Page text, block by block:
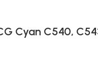
Cyan C540,